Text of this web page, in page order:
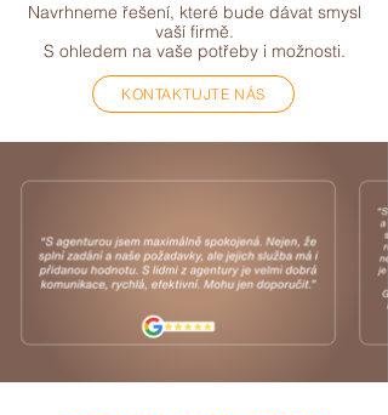
Navrhneme řešení, které bude dávat smysl
vaší firmě.
S ohledem na vaše potřeby i možnosti.
KONTAKTUJTE NÁS